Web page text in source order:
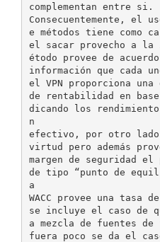
complementan entre si.
Consecuentemente, el
e métodos tiene como
el sacar provecho a la
étodo provee de
información que cada
el VPN proporciona una
de rentabilidad en
dicando los
n
efectivo, por otro
virtud pero además
margen de seguridad
de tipo “punto de
a
WACC provee una tasa
se incluye el caso de
a mezcla de fuentes
fuera poco se da el